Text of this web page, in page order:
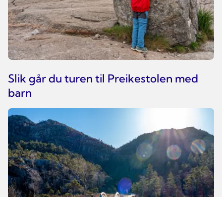
Slik går du turen til Preikestolen med
barn